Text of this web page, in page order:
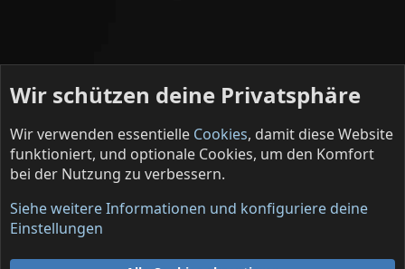
Deine Lakaien
Cookies Deutsch (DE)
Wir schützen deine Privatsphäre
Wir verwenden essentielle Cookies, damit diese Website
funktioniert, und optionale Cookies, um den Komfort
bei der Nutzung zu verbessern.
Siehe weitere Informationen und konfiguriere deine
Einstellungen